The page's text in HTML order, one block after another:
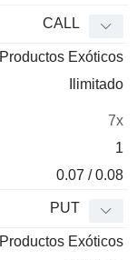
CALL
Productos Exóticos
Ilimitado
7x
1
0.07 / 0.08
PUT
Productos Exóticos